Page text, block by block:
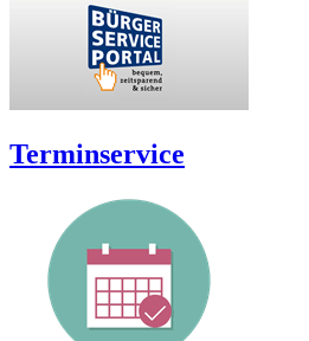
Terminservice